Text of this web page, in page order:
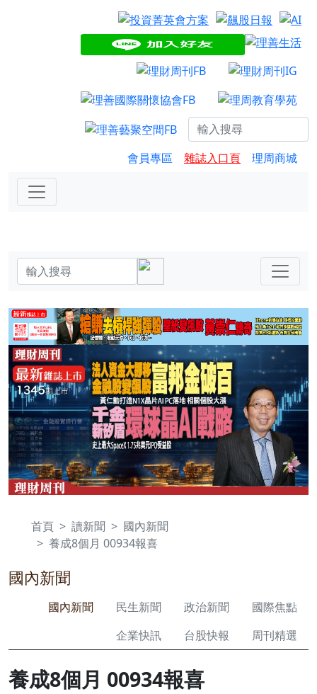
會員專區 雜誌入口頁 理周商城
首頁 讀新聞
國內新聞
養成8個月 00934報喜
國內新聞
國內新聞 民生新聞 政治新聞
國際焦點
企業快訊
台股快報 周刊精選
養成8個月 00934報喜